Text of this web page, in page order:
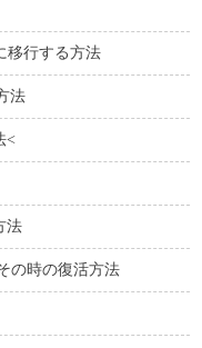
移行する方法
法
<
法
の時の復活方法